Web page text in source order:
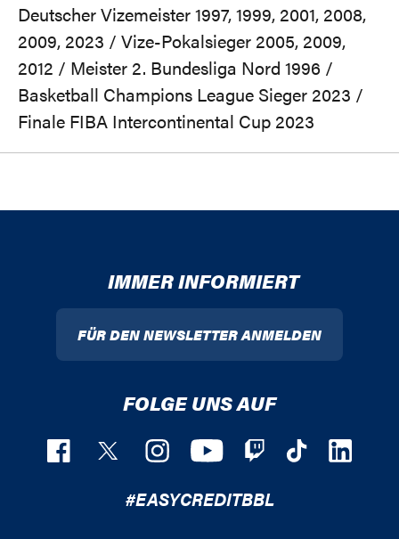
Deutscher Vizemeister 1997, 1999, 2001, 2008,
2009, 2023 / Vize-Pokalsieger 2005, 2009,
2012 / Meister 2. Bundesliga Nord 1996 /
Basketball Champions League Sieger 2023 /
Finale FIBA Intercontinental Cup 2023
IMMER INFORMIERT
FÜR DEN NEWSLETTER ANMELDEN
FOLGE UNS AUF
#EASYCREDITBBL